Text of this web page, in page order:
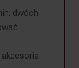
dwóch